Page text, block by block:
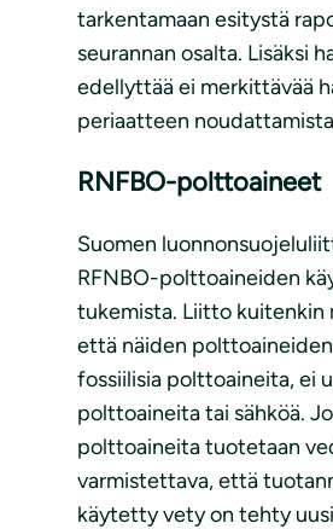
tarkentamaan esitystä
seurannan osalta. Lisäksi
edellyttää ei merkittävää
periaatteen
RNFBO-polttoaineet
Suomen
RFNBO-polttoaineiden
tukemista. Liitto kuitenkin
että näiden
fossiilisia polttoaineita, ei
polttoaineita tai sähköä.
polttoaineita tuotetaan
varmistettava, että
käytetty vety on tehty